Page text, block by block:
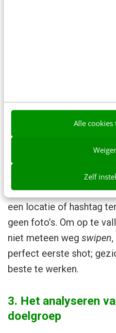
Alle cookies
Zelf
hashtags in Stories. Je
hashtag-Stories. Dat is
gezien te worden door
Let wel: na testen lijkt
enboomerangsin de
een locatie of hashtag
geen foto’s. Om op te
niet meteen weg swipen
perfect eerste shot;
beste te werken.
3. Het analyseren
doelgroep